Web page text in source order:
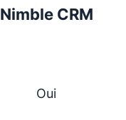
Nimble CRM
Oui